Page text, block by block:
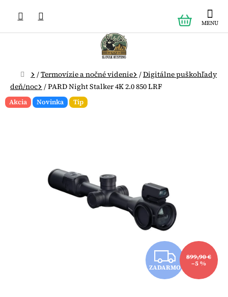
obsah
KOŠÍK
Domov
/Termovízie a nočné videnie /Digitálne puškohľady
deň/noc /PARD Night Stalker 4K 2.0 850 LRF
Akcia Novinka Tip
Z
A
ZADARMO
899,90 €
–5 %